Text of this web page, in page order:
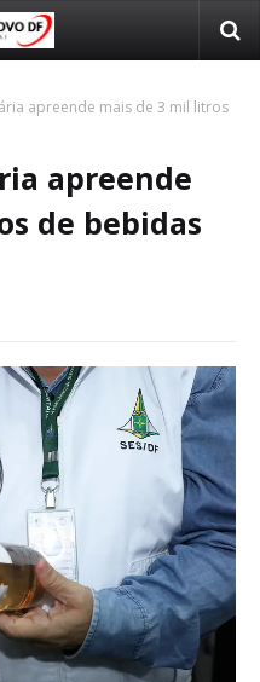
apreende mais de 3 mil litros
apreende
de bebidas